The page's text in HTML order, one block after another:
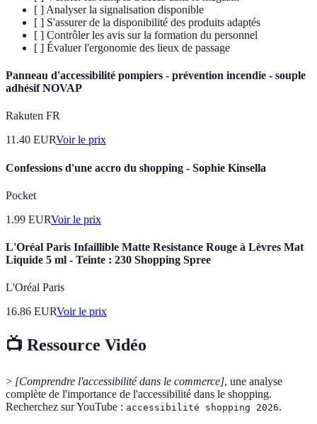
[ ] Analyser la signalisation disponible
[ ] S'assurer de la disponibilité des produits adaptés
[ ] Contrôler les avis sur la formation du personnel
[ ] Évaluer l'ergonomie des lieux de passage
Panneau d'accessibilité pompiers - prévention incendie - souple
adhésif NOVAP
Rakuten FR
11.40 EURVoir le prix
Confessions d'une accro du shopping - Sophie Kinsella
Pocket
1.99 EURVoir le prix
L'Oréal Paris Infaillible Matte Resistance Rouge à Lèvres Mat
Liquide 5 ml - Teinte : 230 Shopping Spree
L'Oréal Paris
16.86 EURVoir le prix
📺 Ressource Vidéo
> [Comprendre l'accessibilité dans le commerce], une analyse
complète de l'importance de l'accessibilité dans le shopping.
Recherchez sur YouTube : accessibilité shopping 2026.